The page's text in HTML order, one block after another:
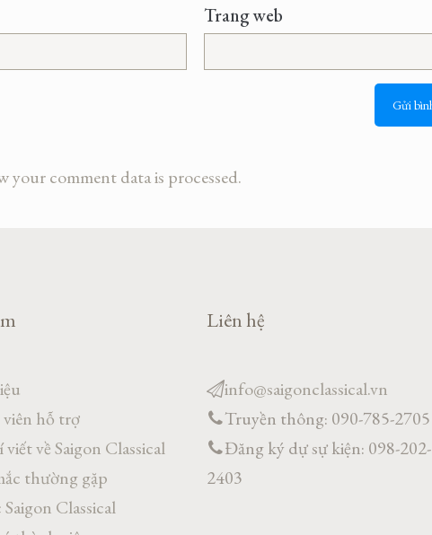
Trang web
your comment data is processed.
hỗ trợ
viết về Saigon Classical
thường gặp
Classical
Liên hệ
info@saigonclassical.vn
Truyền thông: 090-785-2705
Đăng ký dự sự kiện: 098-202-
2403